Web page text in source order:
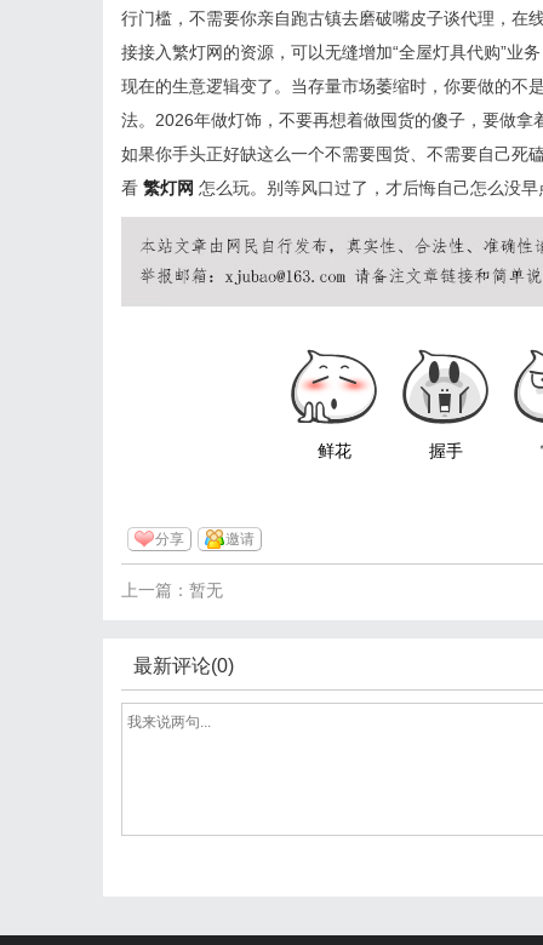
行门槛，不需要你亲自跑古镇去磨破嘴皮子谈代理，在
接接入繁灯网的资源，可以无缝增加“全屋灯具代购”业
现在的生意逻辑变了。当存量市场萎缩时，你要做的不
法。2026年做灯饰，不要再想着做囤货的傻子，要做拿
如果你手头正好缺这么一个不需要囤货、不需要自己死
看 繁灯网 怎么玩。别等风口过了，才后悔自己怎么没
鲜花 握手
分享 邀请
上一篇：暂无
最新评论(0)